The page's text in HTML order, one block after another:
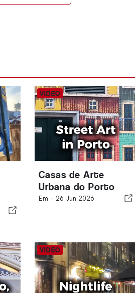
Casas de Arte
Urbana do Porto
Em - 26 Jun 2026